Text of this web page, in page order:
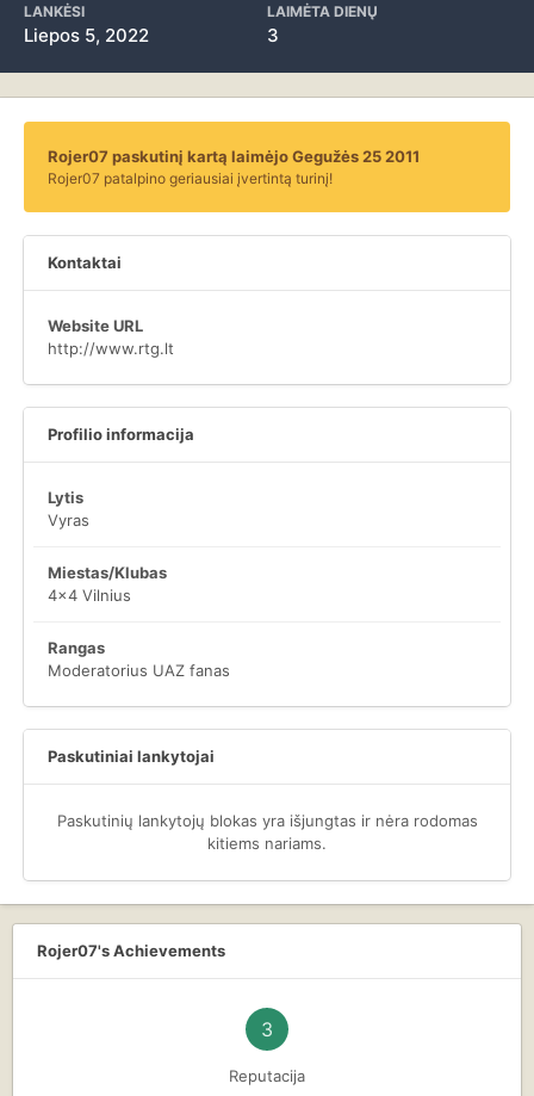
LANKĖSI
Liepos 5, 2022
LAIMĖTA DIENŲ
3
Rojer07 paskutinį kartą laimėjo Gegužės 25 2011
Rojer07 patalpino geriausiai įvertintą turinį!
Kontaktai
Website URL
http://www.rtg.lt
Profilio informacija
Lytis
Vyras
Miestas/Klubas
4x4 Vilnius
Rangas
Moderatorius UAZ fanas
Paskutiniai lankytojai
Paskutinių lankytojų blokas yra išjungtas ir nėra rodomas
kitiems nariams.
Rojer07's Achievements
3
Reputacija